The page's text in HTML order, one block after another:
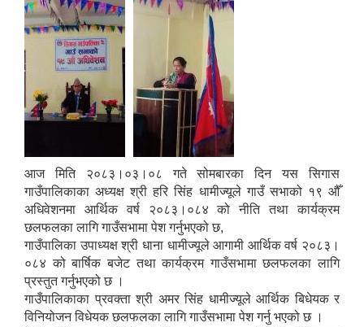
आज मिति २०८३।०३।०८ गते सोमबारका दिन यस सिगास
गाउँपालिकाका अध्यक्ष श्री हरि सिंह धामीज्यूले गाउँ सभाको १९ औँ
अधिवेशनमा आर्थिक वर्ष २०८३।०८४ को नीति तथा कार्यक्रम
छलफलका लागि गाउँसभामा पेश गर्नुभएको छ,
गाउँपालिका उपाध्यक्ष श्री धाना धामीज्यूले आगामी आर्थिक वर्ष २०८३।
०८४ को बार्षिक बजेट तथा कार्यक्रम गाउँसभामा छलफलका लागि
प्रस्तुत गर्नुभएको छ ।
गाउँपालिकाका प्रवक्ता श्री अमर सिंह धामीज्यूले आर्थिक बिधेयक र
विनियोजन विधेयक छलफलका लागि गाउँसभामा पेश गर्नु भएको छ ।